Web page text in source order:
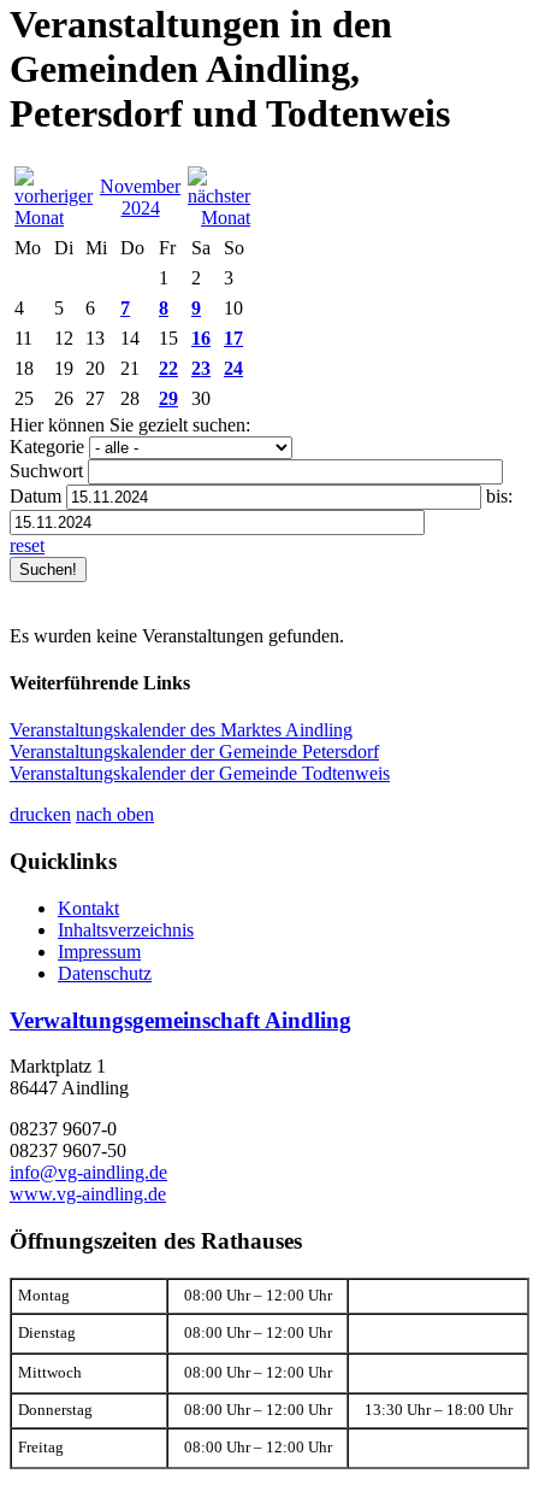
Veranstaltungen in den
Gemeinden Aindling,
Petersdorf und Todtenweis
November
2024
Mo
Di Mi Do Fr Sa
So
1
2
3
4
5 6 7 8 9
10
11
12 13 14 15 16
17
18
19 20 21 22 23
24
25
26 27 28 29
30
Hier können Sie gezielt suchen:
Kategorie
Suchwort
Datum
bis:
reset
Es wurden keine Veranstaltungen gefunden.
Weiterführende Links
Veranstaltungskalender des Marktes Aindling
Veranstaltungskalender der Gemeinde Petersdorf
Veranstaltungskalender der Gemeinde Todtenweis
drucken nach oben
Quicklinks
Kontakt
Inhaltsverzeichnis
Impressum
Datenschutz
Verwaltungsgemeinschaft Aindling
Marktplatz 1
86447 Aindling
08237 9607-0
08237 9607-50
info@vg-aindling.de
www.vg-aindling.de
Öffnungszeiten des Rathauses
Montag 08:00 Uhr – 12:00 Uhr
Dienstag 08:00 Uhr – 12:00 Uhr
Mittwoch 08:00 Uhr – 12:00 Uhr
Donnerstag 08:00 Uhr – 12:00 Uhr 13:30 Uhr – 18:00 Uhr
Freitag 08:00 Uhr – 12:00 Uhr